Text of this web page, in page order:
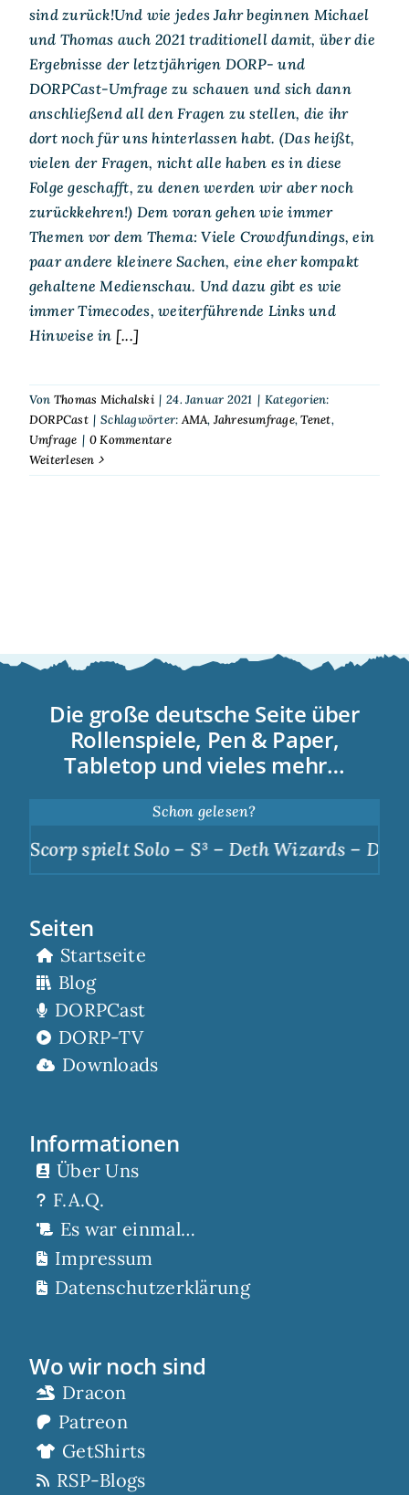
sind zurück!Und wie jedes Jahr beginnen Michael
und Thomas auch 2021 traditionell damit, über die
Ergebnisse der letztjährigen DORP- und
DORPCast-Umfrage zu schauen und sich dann
anschließend all den Fragen zu stellen, die ihr
dort noch für uns hinterlassen habt. (Das heißt,
vielen der Fragen, nicht alle haben es in diese
Folge geschafft, zu denen werden wir aber noch
zurückkehren!) Dem voran gehen wie immer
Themen vor dem Thema: Viele Crowdfundings, ein
paar andere kleinere Sachen, eine eher kompakt
gehaltene Medienschau. Und dazu gibt es wie
immer Timecodes, weiterführende Links und
Hinweise in [...]
Von Thomas Michalski | 24. Januar 2021 | Kategorien:
DORPCast | Schlagwörter:AMA, Jahresumfrage,Tenet,
Umfrage | 0 Kommentare
Weiterlesen
Die große deutsche Seite über
Rollenspiele, Pen & Paper,
Tabletop und vieles mehr…
Schon gelesen?
spielt Solo – S³ – Deth Wizards – Dunkle
Seiten
Startseite
Blog
DORPCast
DORP-TV
Downloads
Informationen
Über Uns
F.A.Q.
Es war einmal…
Impressum
Datenschutzerklärung
Wo wir noch sind
Dracon
Patreon
GetShirts
RSP-Blogs